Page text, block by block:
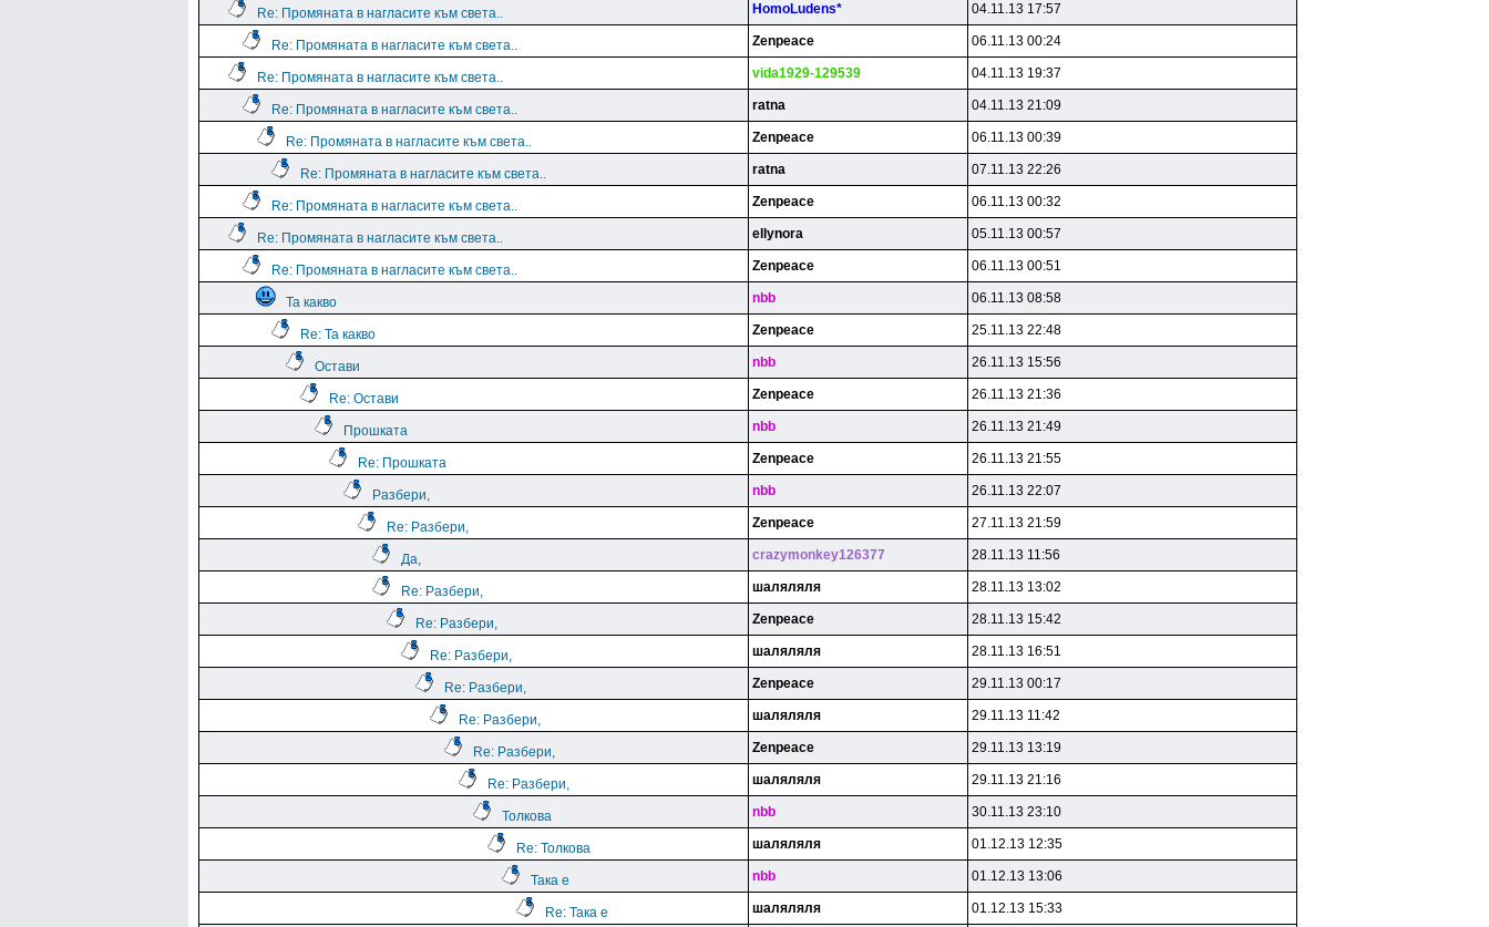
Re: Промяната в нагласите към света.. HomoLudens* 04.11.13 17:57
Re: Промяната в нагласите към света.. Zenpeace 06.11.13 00:24
Re: Промяната в нагласите към света.. vida1929-129539 04.11.13 19:37
Re: Промяната в нагласите към света.. ratna 04.11.13 21:09
Re: Промяната в нагласите към света.. Zenpeace 06.11.13 00:39
Re: Промяната в нагласите към света.. ratna 07.11.13 22:26
Re: Промяната в нагласите към света.. Zenpeace 06.11.13 00:32
Re: Промяната в нагласите към света.. ellynora 05.11.13 00:57
Re: Промяната в нагласите към света.. Zenpeace 06.11.13 00:51
Та какво nbb 06.11.13 08:58
Re: Та какво Zenpeace 25.11.13 22:48
Остави nbb 26.11.13 15:56
Re: Остави Zenpeace 26.11.13 21:36
Прошката nbb 26.11.13 21:49
Re: Прошката Zenpeace 26.11.13 21:55
Разбери, nbb 26.11.13 22:07
Re: Разбери, Zenpeace 27.11.13 21:59
Да, crazymonkey126377 28.11.13 11:56
Re: Разбери, шаляляля 28.11.13 13:02
Re: Разбери, Zenpeace 28.11.13 15:42
Re: Разбери, шаляляля 28.11.13 16:51
Re: Разбери, Zenpeace 29.11.13 00:17
Re: Разбери, шаляляля 29.11.13 11:42
Re: Разбери, Zenpeace 29.11.13 13:19
Re: Разбери, шаляляля 29.11.13 21:16
Толкова nbb 30.11.13 23:10
Re: Толкова шаляляля 01.12.13 12:35
Така е nbb 01.12.13 13:06
Re: Така е шаляляля 01.12.13 15:33